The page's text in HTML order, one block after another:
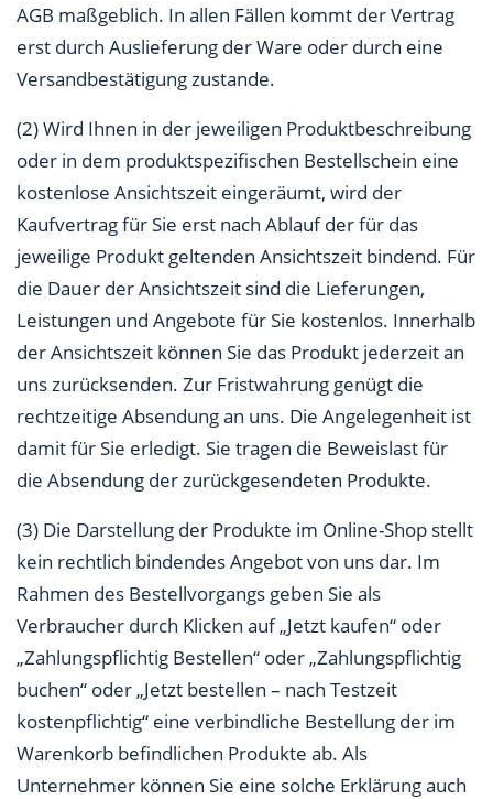
AGB maßgeblich. In allen Fällen kommt der Vertrag
erst durch Auslieferung der Ware oder durch eine
Versandbestätigung zustande.
(2) Wird Ihnen in der jeweiligen Produktbeschreibung
oder in dem produktspezifischen Bestellschein eine
kostenlose Ansichtszeit eingeräumt, wird der
Kaufvertrag für Sie erst nach Ablauf der für das
jeweilige Produkt geltenden Ansichtszeit bindend. Für
die Dauer der Ansichtszeit sind die Lieferungen,
Leistungen und Angebote für Sie kostenlos. Innerhalb
der Ansichtszeit können Sie das Produkt jederzeit an
uns zurücksenden. Zur Fristwahrung genügt die
rechtzeitige Absendung an uns. Die Angelegenheit ist
damit für Sie erledigt. Sie tragen die Beweislast für
die Absendung der zurückgesendeten Produkte.
(3) Die Darstellung der Produkte im Online-Shop stellt
kein rechtlich bindendes Angebot von uns dar. Im
Rahmen des Bestellvorgangs geben Sie als
Verbraucher durch Klicken auf „Jetzt kaufen“ oder
„Zahlungspflichtig Bestellen“ oder „Zahlungspflichtig
buchen“ oder „Jetzt bestellen – nach Testzeit
kostenpflichtig“ eine verbindliche Bestellung der im
Warenkorb befindlichen Produkte ab. Als
Unternehmer können Sie eine solche Erklärung auch